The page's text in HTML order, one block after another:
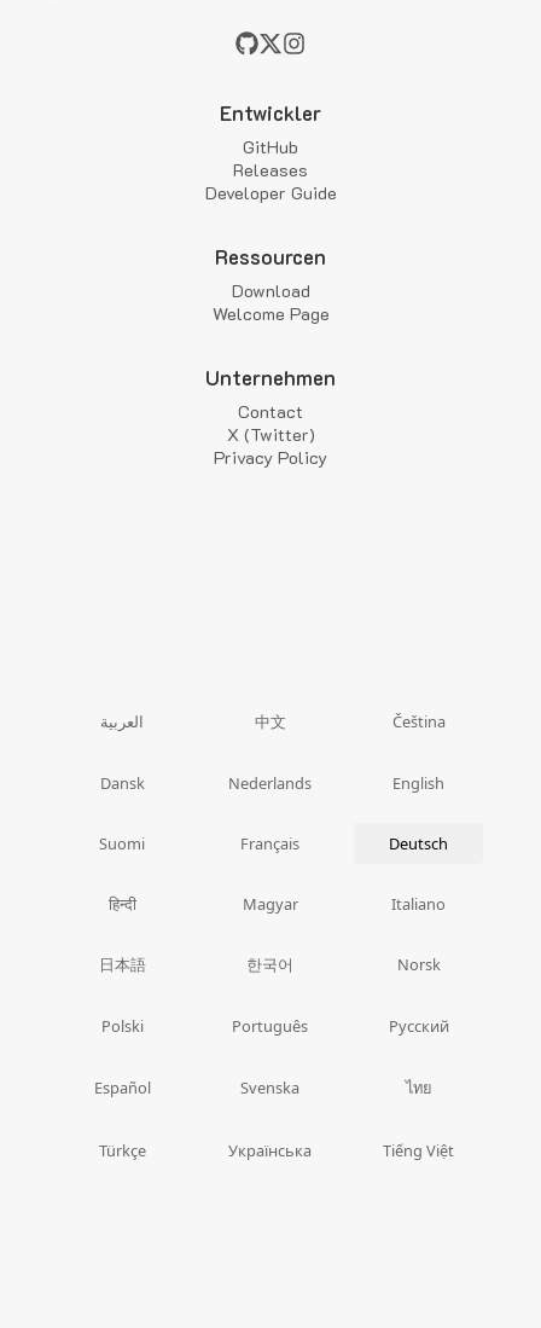
Entwickler
GitHub
Releases
Developer Guide
Ressourcen
Download
Welcome Page
Unternehmen
Contact
X (Twitter)
Privacy Policy
العربية 中文 Čeština
Dansk Nederlands English
Suomi Français Deutsch
हिन्दी Magyar Italiano
日本語 한국어 Norsk
Polski Português Русский
Español Svenska ไทย
Türkçe Українська Tiếng Việt